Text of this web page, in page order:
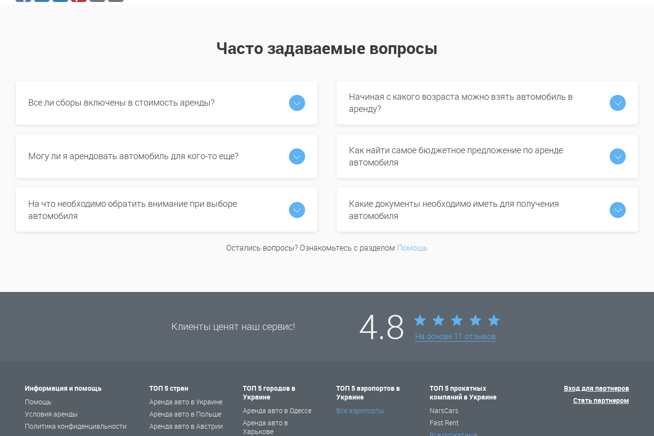
Часто задаваемые вопросы
Все ли сборы включены в стоимость аренды?
Начиная с какого возраста можно взять автомобиль в
аренду?
Могу ли я арендовать автомобиль для кого-то еще?
Как найти самое бюджетное предложение по аренде
автомобиля
На что необходимо обратить внимание при выборе
автомобиля
Какие документы необходимо иметь для получения
автомобиля
Остались вопросы? Ознакомьтесь с разделом Помощь
Клиенты ценят наш сервис! 4.8 На основе 11 отзывов
Информация и помощь
Помощь
Условия аренды
Политика конфиденциальности
ТОП 5 стран
Аренда авто в Украине
Аренда авто в Польше
Аренда авто в Австрии
ТОП 5 городов в
Украине
Аренда авто в Одессе
Аренда авто в
Харькове
ТОП 5 аэропортов в
Украине
Все аэропорты
ТОП 5 прокатных
компаний в Украине
NarsCars
Fast Rent
Вход для партнеров
Стать партнером